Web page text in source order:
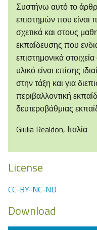
Συστήνω αυτό το
επιστημών που είναι
σχετικά και στους
εκπαίδευσης που
επιστημονικά
υλικό είναι επίσης
στην τάξη και για
περιβαλλοντική
δευτεροβάθμιας
Giulia Realdon, Ιταλία
License
CC-BY-NC-ND
Download